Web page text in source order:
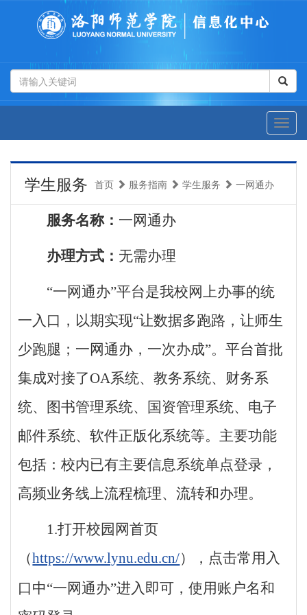
学生服务 首页 服务指南 学生服务 一网通办
服务名称： 一网通办
办理方式： 无需办理
“一网通办”平台是我校网上办事的统
一入口，以期实现“让数据多跑路，让师生
少跑腿；一网通办，一次办成”。平台首批
集成对接了OA系统、教务系统、财务系
统、图书管理系统、国资管理系统、电子
邮件系统、软件正版化系统等。主要功能
包括：校内已有主要信息系统单点登录，
高频业务线上流程梳理、流转和办理。
1.打开校园网首页
（https://www.lynu.edu.cn/），点击常用入
口中“一网通办”进入即可，使用账户名和